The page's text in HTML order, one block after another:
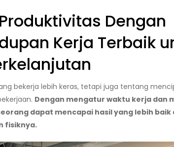
Dengan
Kerja Terbaik
bekerja lebih keras, tetapi juga tentang
Dengan mengatur waktu kerja dan
dapat mencapai hasil yang lebih
fisiknya.